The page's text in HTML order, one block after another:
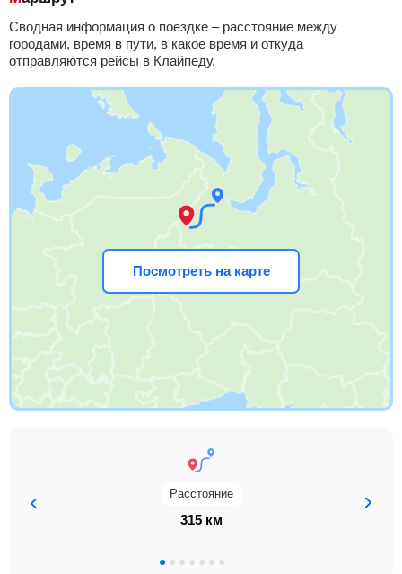
Сводная информация о поездке – расстояние между
городами, время в пути, в какое время и откуда
отправляются рейсы в Клайпеду.
Посмотреть на карте
Расстояние
315 км